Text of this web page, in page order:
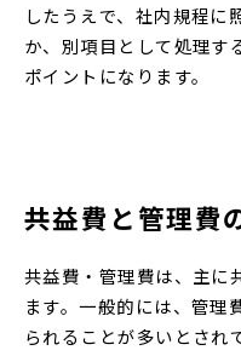
したうえで、社内規程に
か、別項目として処理す
ポイントになります。
共益費と管理費
共益費・管理費は、主に
ます。一般的には、管理
られることが多いとされ